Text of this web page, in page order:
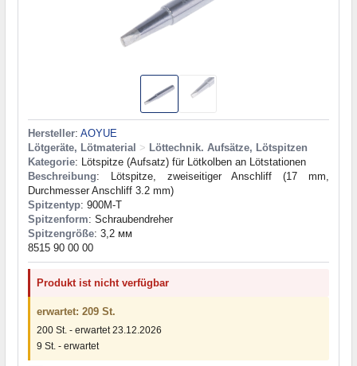
Hersteller: AOYUE
Lötgeräte, Lötmaterial > Löttechnik. Aufsätze, Lötspitzen
Kategorie: Lötspitze (Aufsatz) für Lötkolben an Lötstationen
Beschreibung: Lötspitze, zweiseitiger Anschliff (17 mm,
Durchmesser Anschliff 3.2 mm)
Spitzentyp: 900M-T
Spitzenform: Schraubendreher
Spitzengröße: 3,2 мм
8515 90 00 00
Produkt ist nicht verfügbar
erwartet: 209 St.
200 St. - erwartet 23.12.2026
9 St. - erwartet